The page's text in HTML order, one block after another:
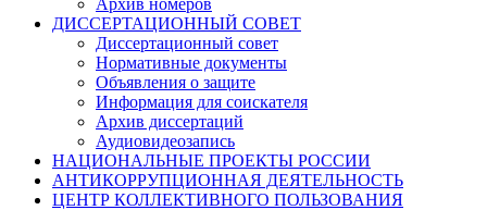
ДИССЕРТАЦИОННЫЙ СОВЕТ
Диссертационный совет
Нормативные документы
Объявления о защите
Информация для соискателя
Архив диссертаций
Аудиовидеозапись
НАЦИОНАЛЬНЫЕ ПРОЕКТЫ РОССИИ
АНТИКОРРУПЦИОННАЯ ДЕЯТЕЛЬНОСТЬ
ЦЕНТР КОЛЛЕКТИВНОГО ПОЛЬЗОВАНИЯ